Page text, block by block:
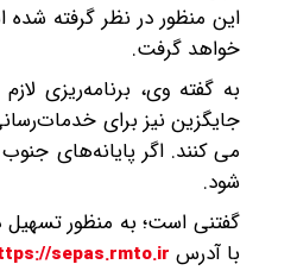
این منظور در نظر گرفته
خواهد گرفت.
به گفته وی، برنامه‌ریزی
جایگزین نیز برای
می کنند. اگر پایانه‌های
شود.
گفتنی است؛ به منظور
با آدرس sepas.rmto.ir